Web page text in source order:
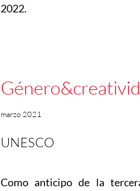
2022.
marzo 2021
UNESCO
Como anticipo de la